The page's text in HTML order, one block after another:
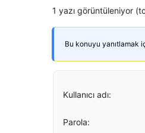
1 yazı görüntüleniyor
Bu konuyu yanıtlamak
Kullanıcı adı:
Parola: